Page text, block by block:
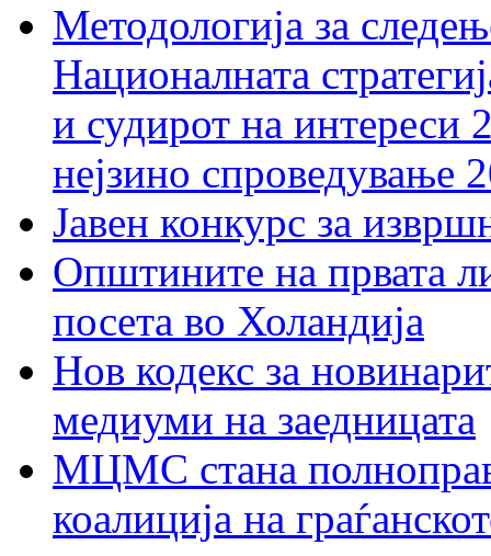
Методологија за
Националната
и судирот на интереси
нејзино спроведување
Јавен конкурс за
Општините на првата
посета во Холандија
Нов кодекс за
медиуми на заедницата
МЦМС стана
коалиција на